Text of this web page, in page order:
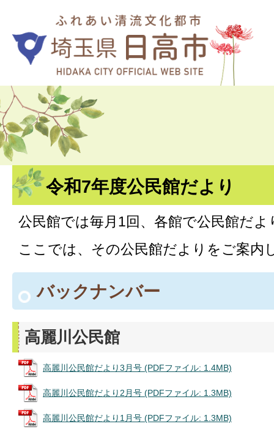
令和7年度公民館だより
公民館では毎月1回、各館で公民館だ
ここでは、その公民館だよりをご案内
バックナンバー
高麗川公民館
高麗川公民館だより3月号 (PDFファイル: 1.4MB)
高麗川公民館だより2月号 (PDFファイル: 1.3MB)
高麗川公民館だより1月号 (PDFファイル: 1.3MB)